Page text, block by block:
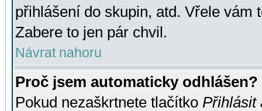
přihlášení do skupin, atd. Vřele vám
Zabere to jen pár chvil.
Návrat nahoru
Proč jsem automaticky odhlášen?
Pokud nezaškrtnete tlačítko Přihlásit